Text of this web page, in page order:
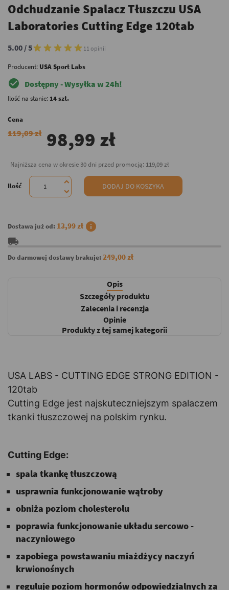
Odchudzanie Spalacz Tłuszczu USA
Laboratories Cutting Edge 120tab
5.00 / 5 11 opinii
Producent: USA Sport Labs
check_circle Dostępny - Wysyłka w 24h!
Ilość na stanie: 14 szt.
Cena
119,09 zł 98,99 zł
Najniższa cena w okresie 30 dni przed promocją: 119,09 zł
Ilość DODAJ DO KOSZYKA
Dostawa już od: 13,99 zł info
local_shipping
Do darmowej dostawy brakuje:249,00 zł
Opis
Szczegóły produktu
Zalecenia i recenzja
Opinie
Produkty z tej samej kategorii
USA LABS - CUTTING EDGE STRONG EDITION -
120tab
Cutting Edge jest najskuteczniejszym spalaczem
tkanki tłuszczowej na polskim rynku.
Cutting Edge:
spala tkankę tłuszczową
usprawnia funkcjonowanie wątroby
obniża poziom cholesterolu
poprawia funkcjonowanie układu sercowo -
naczyniowego
zapobiega powstawaniu miażdżycy naczyń
krwionośnych
reguluje poziom hormonów odpowiedzialnych za